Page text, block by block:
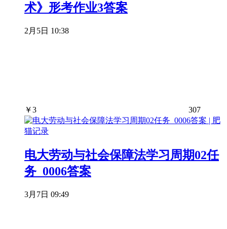
术》形考作业3答案
2月5日 10:38
￥3 307
电大劳动与社会保障法学习周期02任
务_0006答案
3月7日 09:49